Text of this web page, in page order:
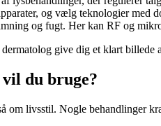
og vælg teknologier med
og fugt. Her kan RF og
give dig et klart billede
du bruge?
om livsstil. Nogle behandlinger